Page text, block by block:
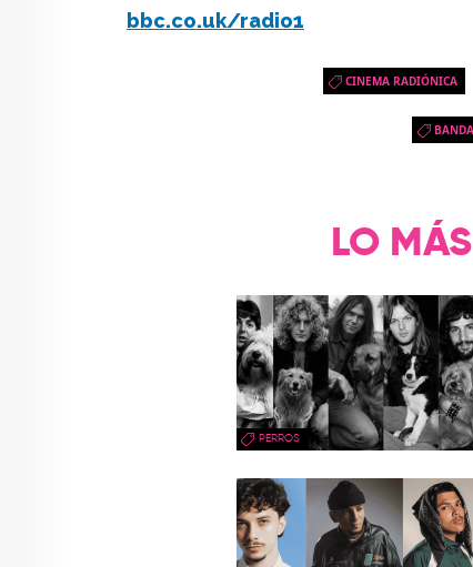
bbc.co.uk/radio1
CINEMA RADIÓNICA
LO
PERROS